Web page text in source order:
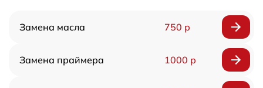
Замена масла 750 р
Замена праймера 1000 р